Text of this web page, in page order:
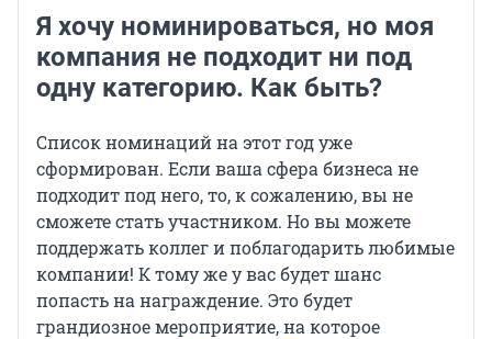
Я хочу номинироваться, но моя
компания не подходит ни под
одну категорию. Как быть?
Список номинаций на этот год уже
сформирован. Если ваша сфера бизнеса не
подходит под него, то, к сожалению, вы не
сможете стать участником. Но вы можете
поддержать коллег и поблагодарить любимые
компании! К тому же у вас будет шанс
попасть на награждение. Это будет
грандиозное мероприятие, на которое